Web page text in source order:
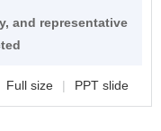
and representative
Full size | PPT slide